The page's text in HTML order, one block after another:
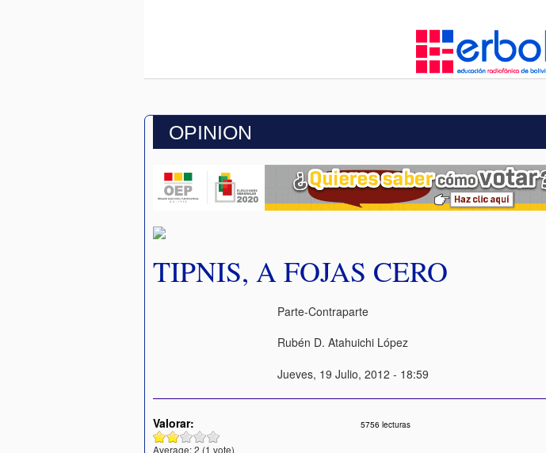
OPINION
TIPNIS, A FOJAS CERO
Parte-Contraparte
Rubén D. Atahuichi López
Jueves, 19 Julio, 2012 - 18:59
Valorar:
Average:2 (1 vote)
5756 lecturas